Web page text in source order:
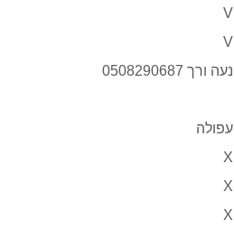
V
V
נעה ורך 0508290687
עפולה
X
X
X